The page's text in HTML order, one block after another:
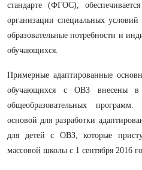
стандарте (ФГОС),
организации специальных
образовательные потребности и
обучающихся.
Примерные адаптированные
обучающихся с ОВЗ внесены в
общеобразовательных
основой для разработки
для детей с ОВЗ, которые
массовой школы с 1 сентября 2016